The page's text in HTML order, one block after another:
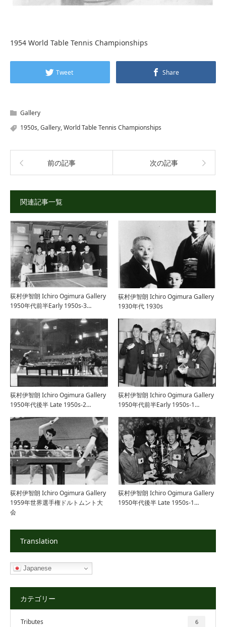
1954 World Table Tennis Championships
Tweet Share
Gallery
1950s,Gallery,World Table Tennis Championships
前の記事 次の記事
関連記事一覧
荻村伊智朗 Ichiro Ogimura Gallery
1950年代前半Early 1950s-3…
荻村伊智朗 Ichiro Ogimura Gallery
1930年代 1930s
荻村伊智朗 Ichiro Ogimura Gallery
1950年代後半 Late 1950s-2…
荻村伊智朗 Ichiro Ogimura Gallery
1950年代前半Early 1950s-1…
荻村伊智朗 Ichiro Ogimura Gallery
1959年世界選手権ドルトムント大
会
荻村伊智朗 Ichiro Ogimura Gallery
1950年代後半 Late 1950s-1…
Translation
Japanese
カテゴリー
Tributes 6